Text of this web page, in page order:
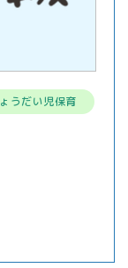
うだい児保育